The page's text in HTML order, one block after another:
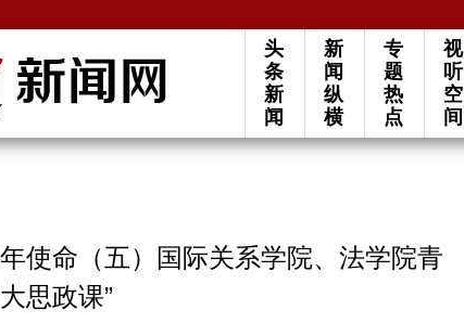
头
条
新
闻
新
闻
纵
横
专
题
热
点
视
听
空
间
使命（五）国际关系学院、法学院青
思政课”